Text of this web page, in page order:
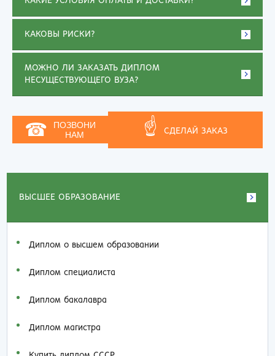
ВЫСШЕЕ ОБРАЗОВАНИЕ
Диплом о высшем образовании
Диплом специалиста
Диплом бакалавра
Диплом магистра
КАКОВЫ РИСКИ?
МОЖНО ЛИ ЗАКАЗАТЬ ДИПЛОМ
НЕСУЩЕСТВУЮЩЕГО ВУЗА?
☎
ПОЗВОНИ
НАМ
☝ СДЕЛАЙ ЗАКАЗ